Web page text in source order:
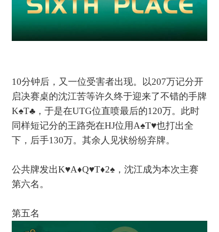
10分钟后，又一位受害者出现。以207万记分开
启决赛桌的沈江苦等许久终于迎来了不错的手牌
K♠T♣，于是在UTG位直喷最后的120万。此时
同样短记分的王路尧在HJ位用A♠T♥也打出全
下，后手130万。其余人见状纷纷弃牌。
公共牌发出K♥A♦Q♥T♦2♠，沈江成为本次主赛
第六名。
第五名